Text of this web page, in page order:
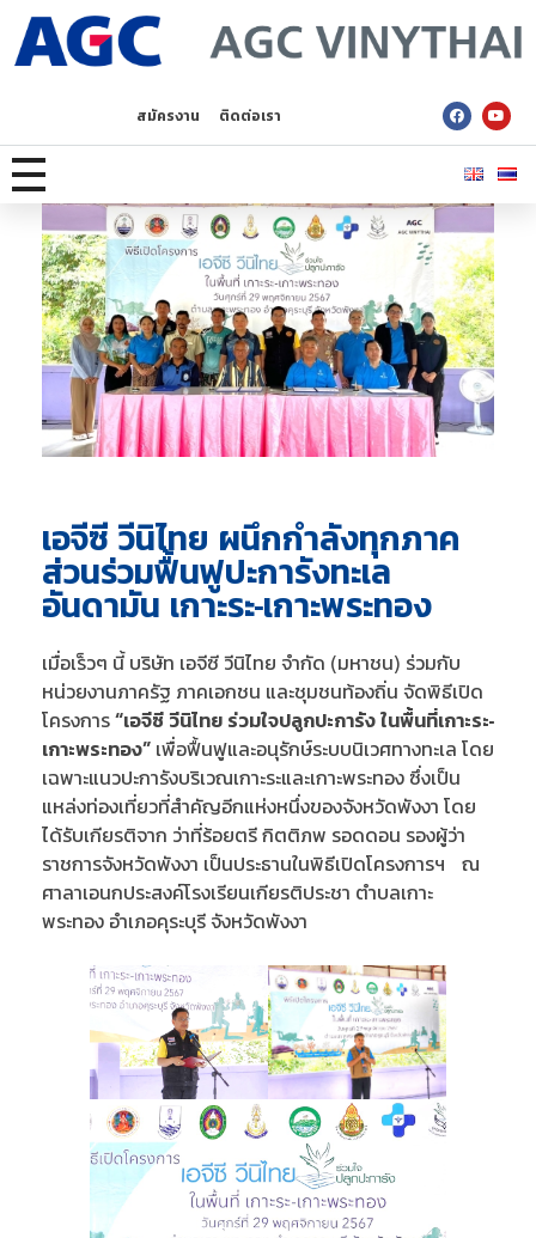
สมัครงาน ติดต่อเรา
เอจีซี วีนิไทย ผนึกกำลังทุกภาค
ส่วนร่วมฟื้นฟูปะการังทะเล
อันดามัน เกาะระ-เกาะพระทอง
เมื่อเร็วๆ นี้ บริษัท เอจีซี วีนิไทย จำกัด (มหาชน) ร่วมกับ
หน่วยงานภาครัฐ ภาคเอกชน และชุมชนท้องถิ่น จัดพิธีเปิด
โครงการ “เอจีซี วีนิไทย ร่วมใจปลูกปะการัง ในพื้นที่เกาะระ-
เกาะพระทอง” เพื่อฟื้นฟูและอนุรักษ์ระบบนิเวศทางทะเล โดย
เฉพาะแนวปะการังบริเวณเกาะระและเกาะพระทอง ซึ่งเป็น
แหล่งท่องเที่ยวที่สำคัญอีกแห่งหนึ่งของจังหวัดพังงา โดย
ได้รับเกียรติจาก ว่าที่ร้อยตรี กิตติภพ รอดดอน รองผู้ว่า
ราชการจังหวัดพังงา เป็นประธานในพิธีเปิดโครงการฯ ณ
ศาลาเอนกประสงค์โรงเรียนเกียรติประชา ตำบลเกาะ
พระทอง อำเภอคุระบุรี จังหวัดพังงา